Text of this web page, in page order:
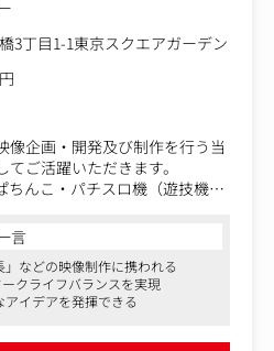
では、年間のベストショップを決
天ショップ・オブ・ザ・イヤ
受賞。
イテムを決める「楽天年間ラ
ラが3年連続(2022～2024年)で
総合30位、インナー・下着・ナ
る技術力を活かしたモノづくり
業ほぼなし(月0～10H)・有給取
3丁目1-1東京スクエアガーデン
像企画・開発及び制作を行う当
ご活躍いただきます。
ちんこ・パチスロ機（遊技機）
言
などの映像制作に携われる
クライフバランスを実現
イデアを発揮できる